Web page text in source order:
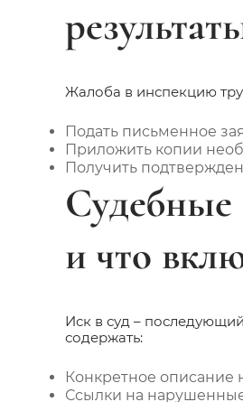
Жалоба в инспекцию
Подать письменное
Приложить копии
Получить
Судебные
и что
Иск в суд –
содержать:
Конкретное описание
Ссылки на нарушенные